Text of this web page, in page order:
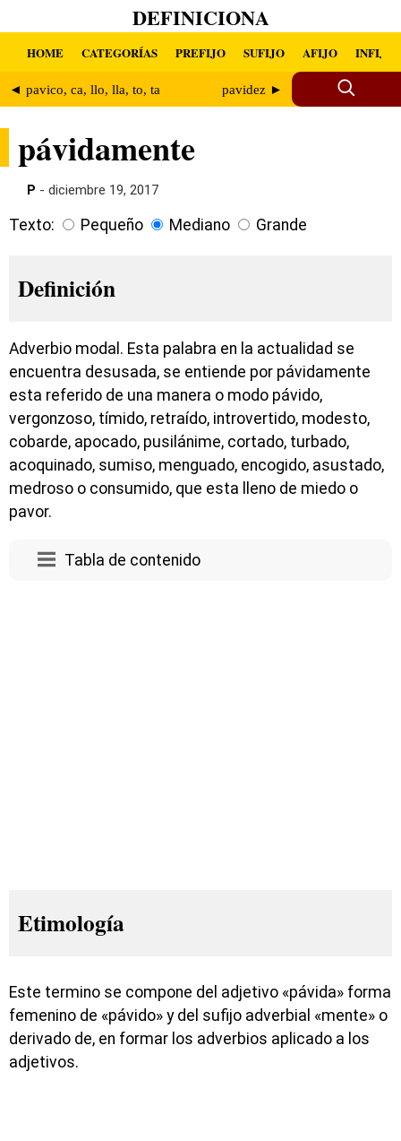
DEFINICIONA
HOME CATEGORÍAS PREFIJO SUFIJO AFIJO INFIJO
◄ pavico, ca, llo, lla, to, ta pavidez ►
pávidamente
P - diciembre 19, 2017
Texto: Pequeño Mediano Grande
Definición
Adverbio modal. Esta palabra en la actualidad se
encuentra desusada, se entiende por pávidamente
esta referido de una manera o modo pávido,
vergonzoso, tímido, retraído, introvertido, modesto,
cobarde, apocado, pusilánime, cortado, turbado,
acoquinado, sumiso, menguado, encogido, asustado,
medroso o consumido, que esta lleno de miedo o
pavor.
Tabla de contenido
Etimología
Este termino se compone del adjetivo «pávida» forma
femenino de «pávido» y del sufijo adverbial «mente» o
derivado de, en formar los adverbios aplicado a los
adjetivos.